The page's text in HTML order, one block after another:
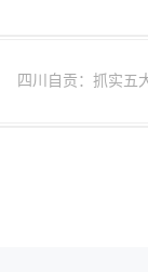
四川自贡：抓实五